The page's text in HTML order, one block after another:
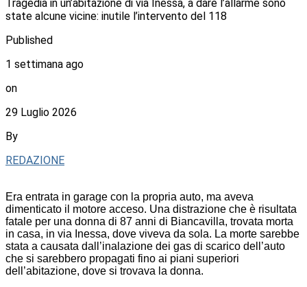
Tragedia in un’abitazione di via Inessa, a dare l’allarme sono
state alcune vicine: inutile l’intervento del 118
Published
1 settimana ago
on
29 Luglio 2026
By
REDAZIONE
Era entrata in garage con la propria auto, ma aveva
dimenticato il motore acceso. Una distrazione che è risultata
fatale per una donna di 87 anni di Biancavilla, trovata morta
in casa, in via Inessa, dove viveva da sola. La morte sarebbe
stata a causata dall’inalazione dei gas di scarico dell’auto
che si sarebbero propagati fino ai piani superiori
dell’abitazione, dove si trovava la donna.